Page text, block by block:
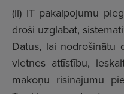
(ii) IT pakalpojumu
droši uzglabāt,
Datus, lai nodrošinātu
vietnes attīstību,
mākoņu risinājumu